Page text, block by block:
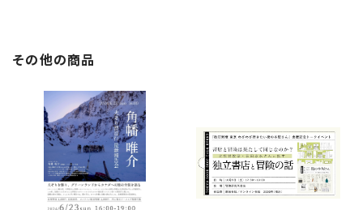
その他の商品